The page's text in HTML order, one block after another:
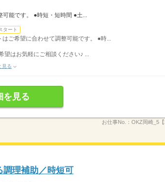
能です。 ●時短・短時間 ●土...
タート
ご希望に合わせて調整可能です。 ●時...
望はお気軽にご相談ください♪ ...
見る
を見る
お仕事No.： OKZ岡崎_5【
理補助／時短可